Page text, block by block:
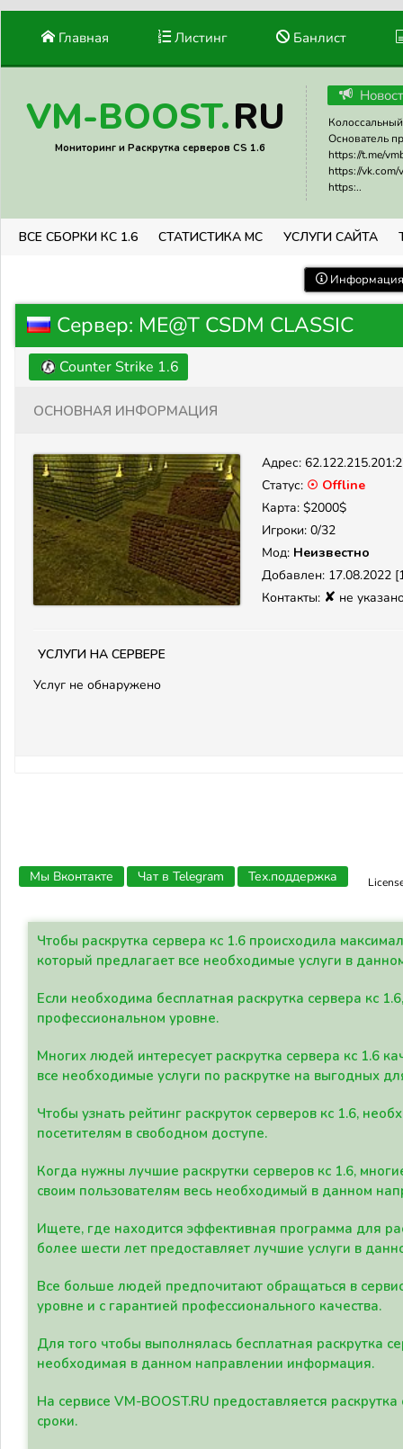
Главная Листинг Банлист
VM-BOOST.RU
Мониторинг и Раскрутка серверов CS 1.6
Основатель
https://t.me/
https://vk.com/
https:..
ВСЕ СБОРКИ КС 1.6 СТАТИСТИКА МС УСЛУГИ САЙТА
Сервер: ME@T CSDM CLASSIC
Counter Strike 1.6
Основная информация
Адрес:
Статус: ☉ Offline
Карта: $2000$
Игроки: 0/32
Мод: Неизвестно
Добавлен: 17.08.2022
Контакты: ✘ не
Услуги на сервере
Услуг не обнаружено
Мы Вконтакте Чат в Telegram Тех.поддержка
Чтобы раскрутка сервера кс 1.6 происходила
который предлагает все необходимые услуги в
Если необходима бесплатная раскрутка сервера кс
профессиональном уровне.
Многих людей интересует раскрутка сервера кс 1.6
все необходимые услуги по раскрутке на выгодных
Чтобы узнать рейтинг раскруток серверов кс 1.6,
посетителям в свободном доступе.
Когда нужны лучшие раскрутки серверов кс 1.6,
своим пользователям весь необходимый в данном
Ищете, где находится эффективная программа для
более шести лет предоставляет лучшие услуги в
Все больше людей предпочитают обращаться в
уровне и с гарантией профессионального качества.
Для того чтобы выполнялась бесплатная раскрутка
необходимая в данном направлении информация.
На сервисе VM-BOOST.RU предоставляется
сроки.